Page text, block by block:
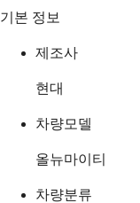
기본 정보
제조사
현대
차량모델
올뉴마이티
차량분류